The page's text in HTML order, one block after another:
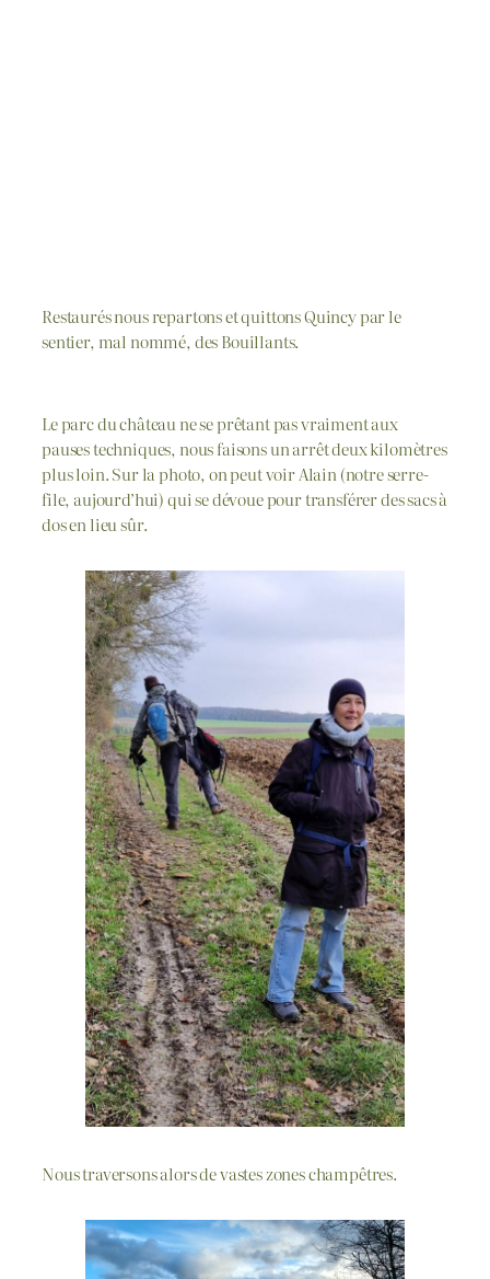
Restaurés nous repartons et quittons Quincy par le
sentier, mal nommé, des Bouillants.
Le parc du château ne se prêtant pas vraiment aux
pauses techniques, nous faisons un arrêt deux kilomètres
plus loin. Sur la photo, on peut voir Alain (notre serre-
file, aujourd’hui) qui se dévoue pour transférer des sacs à
dos en lieu sûr.
Nous traversons alors de vastes zones champêtres.